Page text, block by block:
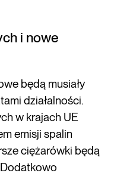
i nowe
będą musiały
działalności.
w krajach UE
emisji spalin
ciężarówki będą